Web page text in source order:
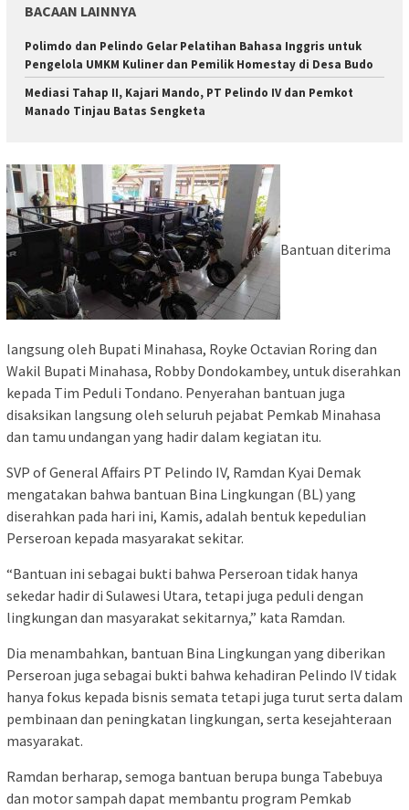
BACAAN LAINNYA
Polimdo dan Pelindo Gelar Pelatihan Bahasa Inggris untuk
Pengelola UMKM Kuliner dan Pemilik Homestay di Desa Budo
Mediasi Tahap II, Kajari Mando, PT Pelindo IV dan Pemkot
Manado Tinjau Batas Sengketa
Bantuan diterima
langsung oleh Bupati Minahasa, Royke Octavian Roring dan
Wakil Bupati Minahasa, Robby Dondokambey, untuk diserahkan
kepada Tim Peduli Tondano. Penyerahan bantuan juga
disaksikan langsung oleh seluruh pejabat Pemkab Minahasa
dan tamu undangan yang hadir dalam kegiatan itu.
SVP of General Affairs PT Pelindo IV, Ramdan Kyai Demak
mengatakan bahwa bantuan Bina Lingkungan (BL) yang
diserahkan pada hari ini, Kamis, adalah bentuk kepedulian
Perseroan kepada masyarakat sekitar.
“Bantuan ini sebagai bukti bahwa Perseroan tidak hanya
sekedar hadir di Sulawesi Utara, tetapi juga peduli dengan
lingkungan dan masyarakat sekitarnya,” kata Ramdan.
Dia menambahkan, bantuan Bina Lingkungan yang diberikan
Perseroan juga sebagai bukti bahwa kehadiran Pelindo IV tidak
hanya fokus kepada bisnis semata tetapi juga turut serta dalam
pembinaan dan peningkatan lingkungan, serta kesejahteraan
masyarakat.
Ramdan berharap, semoga bantuan berupa bunga Tabebuya
dan motor sampah dapat membantu program Pemkab